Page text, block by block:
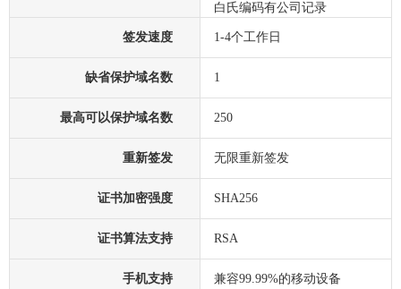
白氏编码有公司记录
签发速度 1-4个工作日
缺省保护域名数 1
最高可以保护域名数 250
重新签发 无限重新签发
证书加密强度 SHA256
证书算法支持 RSA
手机支持 兼容99.99%的移动设备